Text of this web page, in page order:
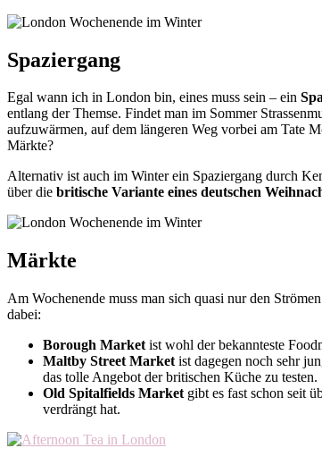
Spaziergang
Egal wann ich in London bin, eines muss sein – ein
entlang der Themse. Findet man im Sommer
aufzuwärmen, auf dem längeren Weg vorbei am Tate
Märkte?
Alternativ ist auch im Winter ein Spaziergang durch
über die britische Variante eines deutschen
Märkte
Am Wochenende muss man sich quasi nur den
dabei:
Borough Market ist wohl der bekannteste
Maltby Street Market ist dagegen noch sehr
das tolle Angebot der britischen Küche zu testen.
Old Spitalfields Market gibt es fast schon seit
verdrängt hat.